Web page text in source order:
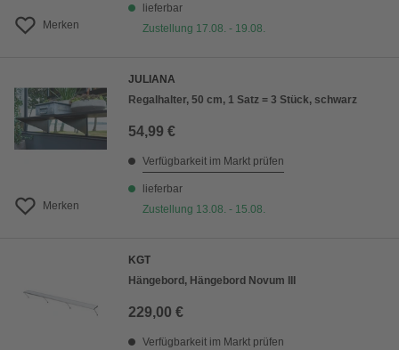
Merken
lieferbar
Zustellung 17.08. - 19.08.
Merken
JULIANA
Regalhalter, 50 cm, 1 Satz = 3 Stück, schwarz
54,99 €
Verfügbarkeit im Markt prüfen
lieferbar
Zustellung 13.08. - 15.08.
KGT
Hängebord, Hängebord Novum III
229,00 €
Verfügbarkeit im Markt prüfen